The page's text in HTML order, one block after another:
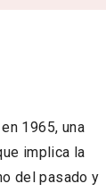
1965, una
implica la
del pasado y